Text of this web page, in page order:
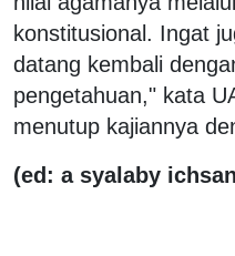
konstitusional. Ingat
datang kembali
pengetahuan," kata
menutup kajiannya
(ed: a syalaby